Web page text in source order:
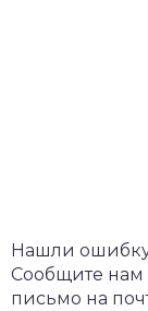
Нашли
Сообщите нам
письмо на